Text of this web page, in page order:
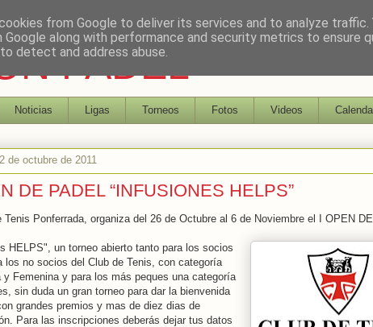
PADEL
Noticias Ligas Torneos Fotos Videos
de octubre de 2011
DE PADEL “INFUSIONES HELPS”
Tenis Ponferrada, organiza del 26 de Octubre al 6 de Noviembre el I OPEN DE
HELPS", un torneo abierto tanto para los socios
los no socios del Club de Tenis, con categoría
y Femenina y para los más peques una categoría
sin duda un gran torneo para dar la bienvenida
grandes premios y mas de diez dias de
Para las inscripciones deberás dejar tus datos
from Google to deliver its services and to analyze traffic.
Google along with performance and security metrics to ensure
detect and address abuse.